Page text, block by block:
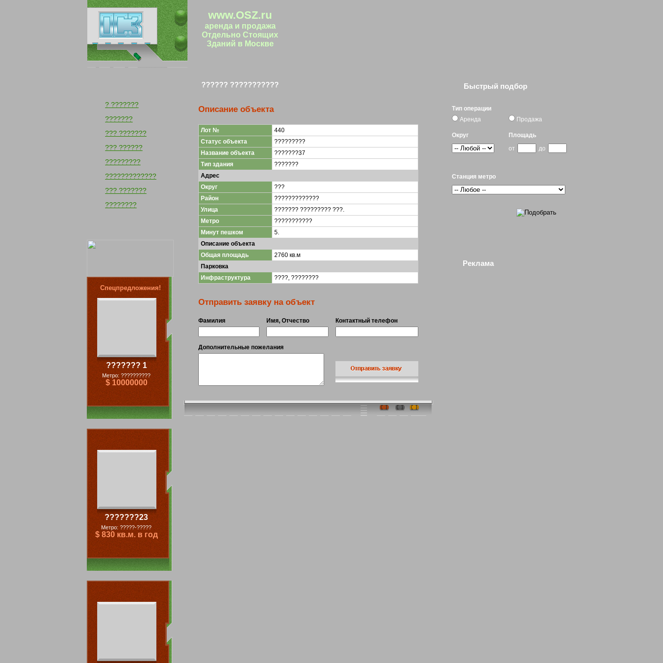
www.OSZ.ru
аренда и продажа
Отдельно Стоящих
Зданий в Москве
? ???????
???????
??? ???????
??? ??????
?????????
?????????????
??? ???????
????????
Спецпредложения!
??????? 1
Метро: ??????????
$ 10000000
???????23
Метро: ?????-?????
$ 830 кв.м. в год
?????? ???????????
Описание объекта
Лот №
440
Статус объекта
?????????
Название объекта
???????37
Тип здания
???????
Адрес
Округ
???
Район
?????????????
Улица
??????? ????????? ???.
Метро
???????????
Минут пешком
5.
Описание объекта
Общая площадь
2760 кв.м
Парковка
Инфраструктура
????, ????????
Отправить заявку на объект
Фамилия Имя, Отчество Контактный телефон
Дополнительные пожелания
Быстрый подбор
Тип операции
Аренда
Продажа
Округ
Площадь
от
до
Станция метро
Реклама